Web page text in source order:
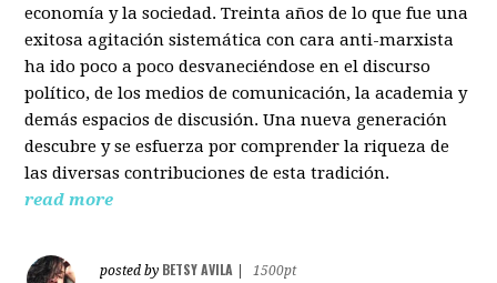
economía y la sociedad. Treinta años de lo que fue una
exitosa agitación sistemática con cara anti-marxista
ha ido poco a poco desvaneciéndose en el discurso
político, de los medios de comunicación, la academia y
demás espacios de discusión. Una nueva generación
descubre y se esfuerza por comprender la riqueza de
las diversas contribuciones de esta tradición.
read more
posted by BETSY AVILA
1500pt